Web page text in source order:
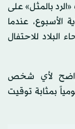
بالمثل» على
الأسبوع، عندما
البلاد للاحتفال
لأي شخص
بمثابة توقيت